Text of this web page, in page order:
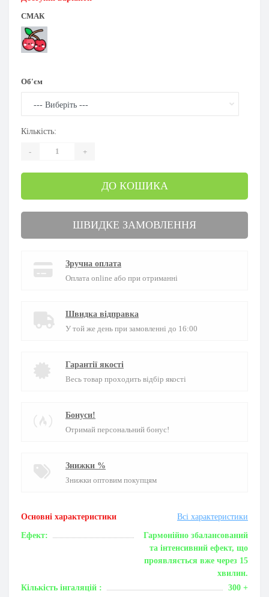
Основні характеристики Всі характеристики
Ефект:
Гармонійно збалансований
та інтенсивний ефект, що
проявляється вже через 15
хвилин.
Кількість інгаляцій :
300 +
СМАК
Об'єм
Кількість:
- +
ДО КОШИКА
ШВИДКЕ ЗАМОВЛЕННЯ
Зручна оплата
Оплата online або при отриманні
Швидка відправка
У той же день при замовленні до 16:00
Гарантії якості
Весь товар проходить відбір якості
Бонуси!
Отримай персональний бонус!
Знижки %
Знижки оптовим покупцям